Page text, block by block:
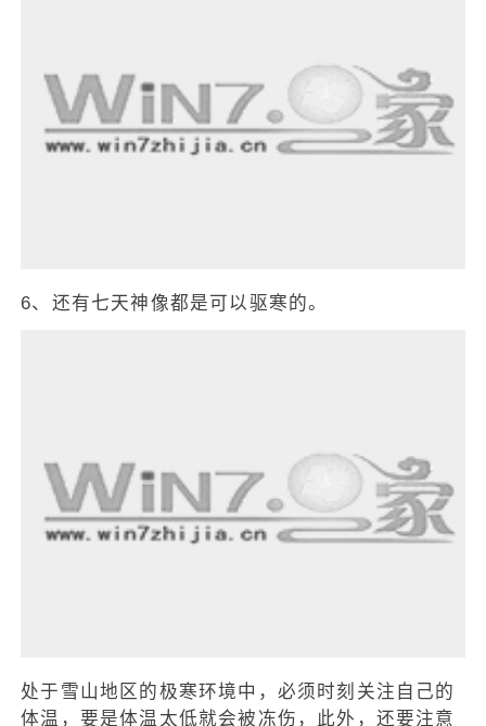
6、还有七天神像都是可以驱寒的。
处于雪山地区的极寒环境中，必须时刻关注自己的
体温，要是体温太低就会被冻伤，此外，还要注意